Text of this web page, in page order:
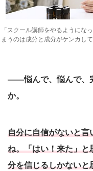
「スクール講師をやるようにな
まうのは成分と成分がケンカし
――悩んで、悩んで、
か。
自分に自信がないと言
ね。「はい！来た」と
分を信じるしかないと